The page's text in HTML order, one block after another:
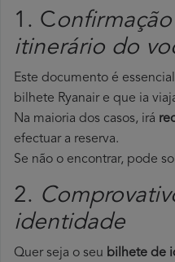
1. C
itinerário do
Este documento é
bilhete Ryanair e que ia
Na maioria dos casos, irá
efectuar a reserva.
Se não o encontrar, pode
2.
identidade
Quer seja o seu bilhete de